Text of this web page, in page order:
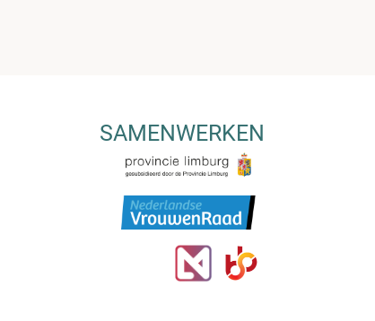
SAMENWERKEN